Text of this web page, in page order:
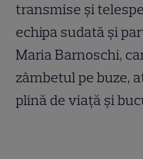
transmise și
echipa sudată și
Maria Barnoschi,
zâmbetul pe buze,
plină de viață și